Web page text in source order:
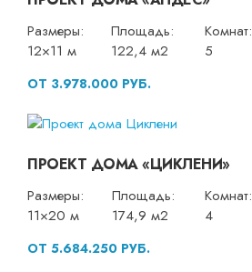
Размеры:
12×11 м
Площадь:
122,4 м2
Комнат:
5
ОТ 3.978.000 РУБ.
ПРОЕКТ ДОМА «ЦИКЛЕНИ»
Размеры:
11×20 м
Площадь:
174,9 м2
Комнат:
4
ОТ 5.684.250 РУБ.